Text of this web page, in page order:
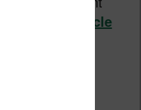
à
lire l’article
est
et